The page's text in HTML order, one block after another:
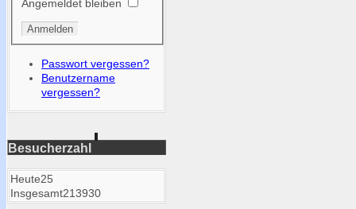
Angemeldet bleiben
Passwort vergessen?
Benutzername
vergessen?
Besucherzahl
Heute25
Insgesamt213930